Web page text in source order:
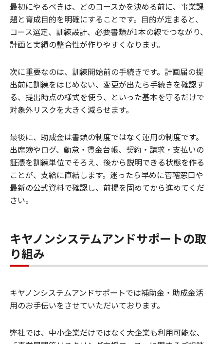
最初にやるべきは、どのコースかを決める前に、事業課
題と育成目的を明確にすることです。目的が定まると、
コース選定、訓練設計、必要書類が1本の線でつながり、
計画と実績の整合性が作りやすくなります。
次に重要なのは、訓練開始前の手続きです。計画届の提
出前に訓練をはじめない、変更が出たら手続きを確認す
る、提出時点の様式を使う、といった基本を守るだけで
対象外リスクを大きく減らせます。
最後に、助成金は書類の制度ではなく運用の制度です。
出席簿やログ、勤怠・賃金台帳、契約・請求・支払いの
証憑を訓練単位でそろえ、後から説明できる状態を作る
ことが、支給に直結します。迷ったら早めに管轄窓口や
最新の公式資料で確認し、前提を固めてから進めてくだ
さい。
キヤノンシステムアンドサポートの取
り組み
キヤノンシステムアンドサポートでは補助金・助成金活
用のお手伝いをさせていただいております。
弊社では、中小企業だけではなく大企業も利用可能な、